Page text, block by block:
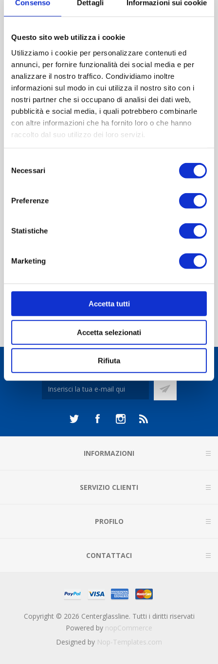
Consenso Dettagli Informazioni sui cookie
Questo sito web utilizza i cookie
Utilizziamo i cookie per personalizzare contenuti ed
annunci, per fornire funzionalità dei social media e per
analizzare il nostro traffico. Condividiamo inoltre
informazioni sul modo in cui utilizza il nostro sito con i
nostri partner che si occupano di analisi dei dati web,
pubblicità e social media, i quali potrebbero combinarle
con altre informazioni che ha fornito loro o che hanno
raccolto dal suo utilizzo dei loro servizi.
delNecessari
Preferenze
Statistiche
Marketing
Accetta tutti
Accetta selezionati
Rifiuta
ACQUISTA
Ricevi la newsletter
INFORMAZIONI
SERVIZIO CLIENTI
PROFILO
CONTATTACI
Copyright © 2026 Centerglassline. Tutti i diritti riservati
Powered by nopCommerce
Designed by Nop-Templates.com